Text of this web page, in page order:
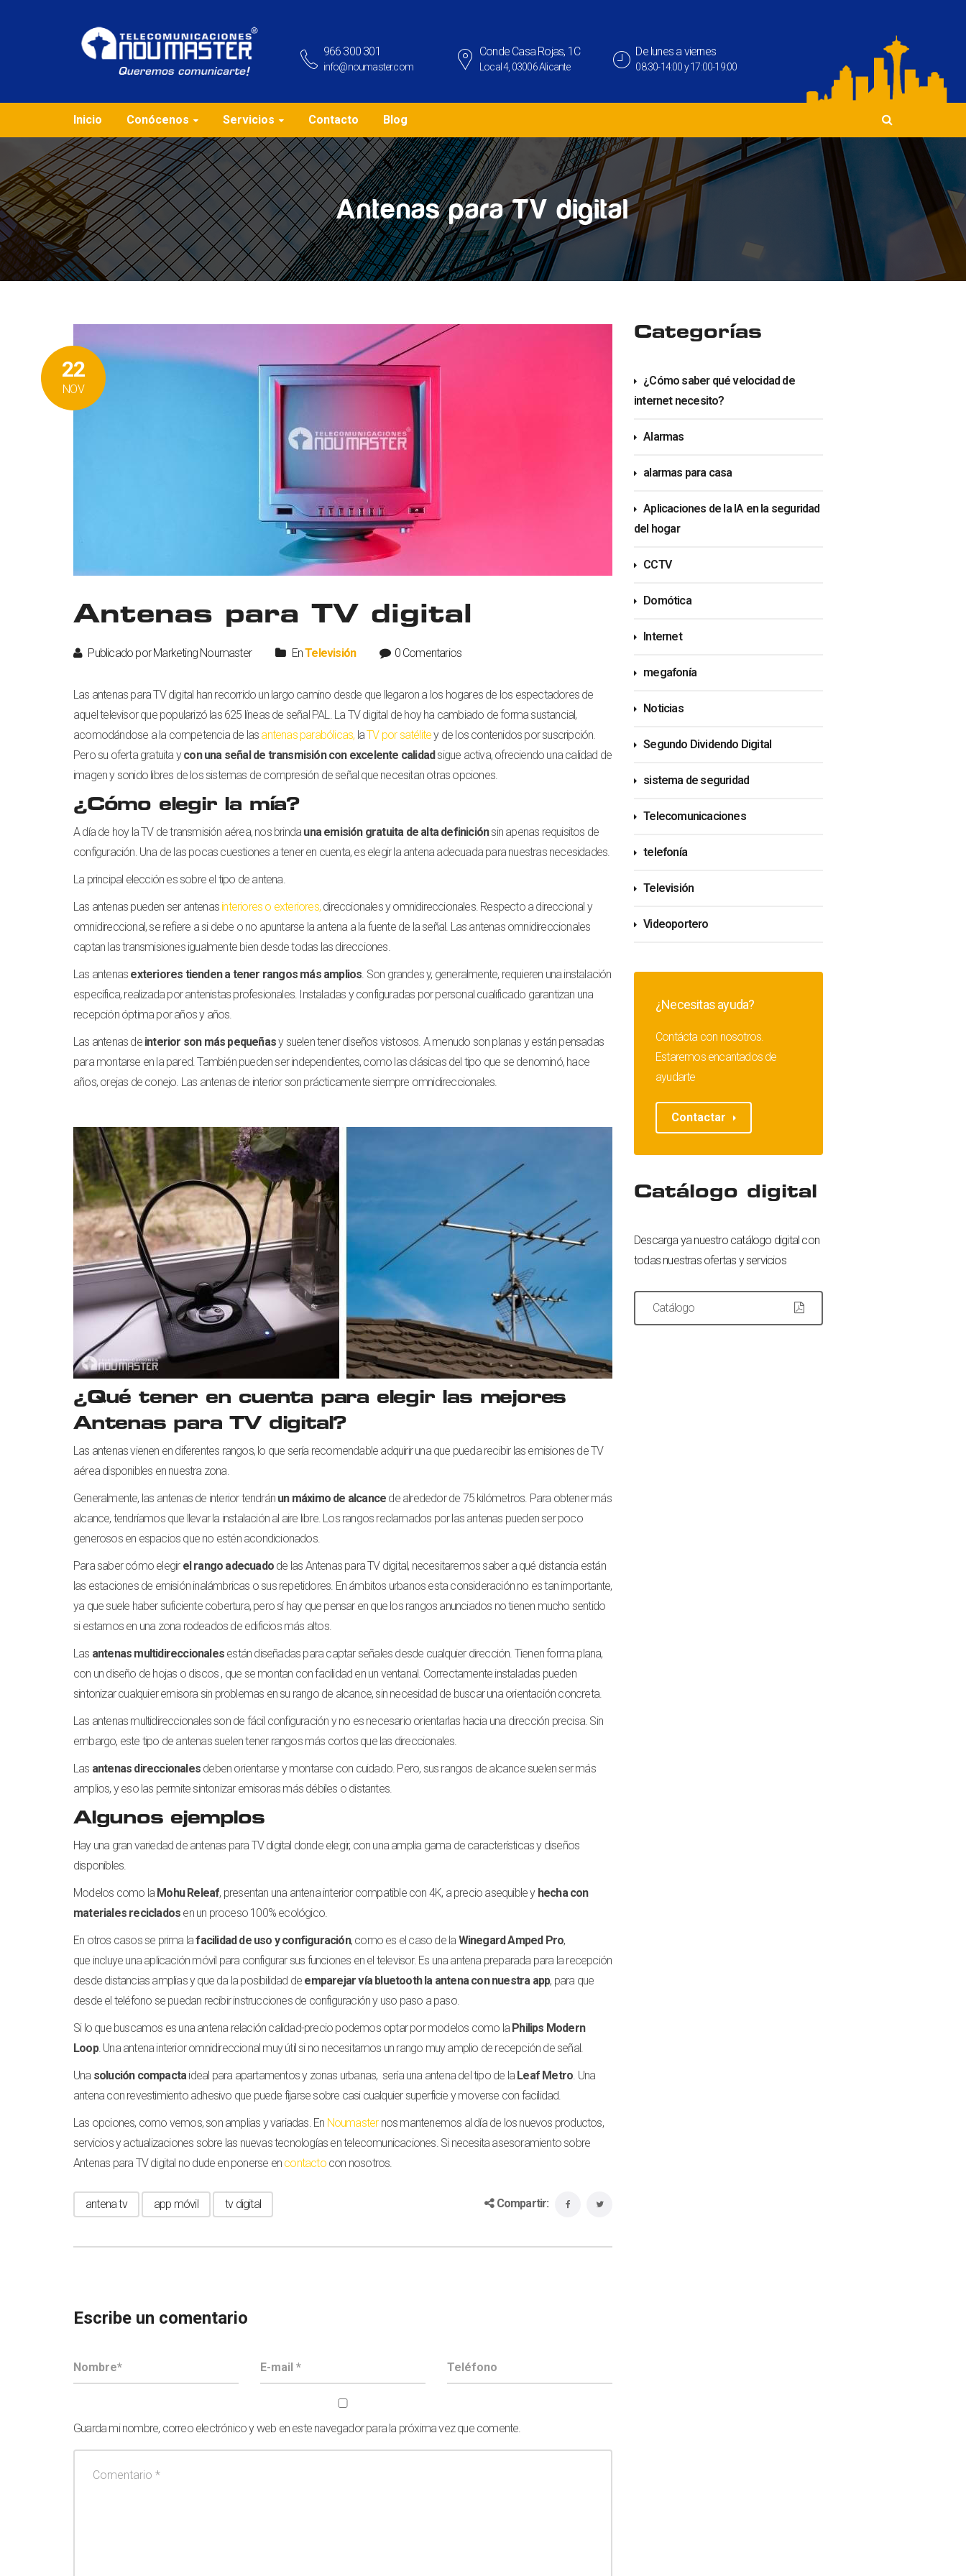
966 300 301
info@noumaster.com
Conde Casa Rojas, 1C
Local 4, 03006 Alicante
De lunes a viernes
08:30-14:00 y 17:00-19:00
Inicio Conócenos Servicios Contacto Blog
Antenas para TV digital
22
NOV
Antenas para TV digital
Publicado por Marketing Noumaster EnTelevisión 0 Comentarios
Las antenas para TV digital han recorrido un largo camino desde que llegaron a los hogares de los espectadores de
aquel televisor que popularizó las 625 líneas de señal PAL. La TV digital de hoy ha cambiado de forma sustancial,
acomodándose a la competencia de las antenas parabólicas, laTV por satélitey de los contenidos por suscripción.
Pero su oferta gratuita ycon una señal de transmisión con excelente calidadsigue activa, ofreciendo una calidad de
imagen y sonido libres de los sistemas de compresión de señal que necesitan otras opciones.
¿Cómo elegir la mía?
A día de hoy la TV de transmisión aérea, nos brinda una emisión gratuita de alta definiciónsin apenas requisitos de
configuración. Una de las pocas cuestiones a tener en cuenta, es elegir la antena adecuada para nuestras necesidades.
La principal elección es sobre el tipo de antena.
Las antenas pueden ser antenas interiores o exteriores, direccionales y omnidireccionales. Respecto a direccional y
omnidireccional, se refiere a si debe o no apuntarse la antena a la fuente de la señal. Las antenas omnidireccionales
captan las transmisiones igualmente bien desde todas las direcciones.
Las antenas exteriores tienden a tener rangos más amplios . Son grandes y, generalmente, requieren una instalación
específica, realizada por antenistas profesionales. Instaladas y configuradas por personal cualificado garantizan una
recepción óptima por años y años.
Las antenas de interior son más pequeñasy suelen tener diseños vistosos. A menudo son planas y están pensadas
para montarse en la pared. También pueden ser independientes, como las clásicas del tipo que se denominó, hace
años, orejas de conejo. Las antenas de interior son prácticamente siempre omnidireccionales.
¿Qué tener en cuenta para elegir las mejores
Antenas para TV digital?
Las antenas vienen en diferentes rangos, lo que sería recomendable adquirir una que pueda recibir las emisiones de TV
aérea disponibles en nuestra zona.
Generalmente, las antenas de interior tendrán un máximo de alcance de alrededor de 75 kilómetros. Para obtener más
alcance, tendríamos que llevar la instalación al aire libre. Los rangos reclamados por las antenas pueden ser poco
generosos en espacios que no estén acondicionados.
Para saber cómo elegir el rango adecuado de las Antenas para TV digital, necesitaremos saber a qué distancia están
las estaciones de emisión inalámbricas o sus repetidores. En ámbitos urbanos esta consideración no es tan importante,
ya que suele haber suficiente cobertura, pero sí hay que pensar en que los rangos anunciados no tienen mucho sentido
si estamos en una zona rodeados de edificios más altos.
Las antenas multidireccionales están diseñadas para captar señales desde cualquier dirección. Tienen forma plana,
con un diseño de hojas o discos , que se montan con facilidad en un ventanal. Correctamente instaladas pueden
sintonizar cualquier emisora sin problemas en su rango de alcance, sin necesidad de buscar una orientación concreta.
Las antenas multidireccionales son de fácil configuración y no es necesario orientarlas hacia una dirección precisa. Sin
embargo, este tipo de antenas suelen tener rangos más cortos que las direccionales.
Las antenas direccionales deben orientarse y montarse con cuidado. Pero, sus rangos de alcance suelen ser más
amplios, y eso las permite sintonizar emisoras más débiles o distantes.
Algunos ejemplos
Hay una gran variedad de antenas para TV digital donde elegir, con una amplia gama de características y diseños
disponibles.
Modelos como la Mohu Releaf, presentan una antena interior compatible con 4K, a precio asequible y hecha con
materiales reciclados en un proceso 100% ecológico.
En otros casos se prima lafacilidad de uso y configuración, como es el caso de la Winegard Amped Pro,
que incluye una aplicación móvil para configurar sus funciones en el televisor. Es una antena preparada para la recepción
desde distancias amplias y que da la posibilidad de emparejar vía bluetooth la antena con nuestra app, para que
desde el teléfono se puedan recibir instrucciones de configuración y uso paso a paso.
Si lo que buscamos es una antena relación calidad-precio podemos optar por modelos como la Philips Modern
Loop. Una antena interior omnidireccional muy útil si no necesitamos un rango muy amplio de recepción de señal.
Una solución compacta ideal para apartamentos y zonas urbanas, sería una antena del tipo de la Leaf Metro . Una
antena con revestimiento adhesivo que puede fijarse sobre casi cualquier superficie y moverse con facilidad.
Las opciones, como vemos, son amplias y variadas. En Noumasternos mantenemos al día de los nuevos productos,
servicios y actualizaciones sobre las nuevas tecnologías en telecomunicaciones. Si necesita asesoramiento sobre
Antenas para TV digital no dude en ponerse en contactocon nosotros.
antena tv app móvil tv digital Compartir:
Escribe un comentario
Guarda mi nombre, correo electrónico y web en este navegador para la próxima vez que comente.
Categorías
¿Cómo saber qué velocidad de
internet necesito?
Alarmas
alarmas para casa
Aplicaciones de la IA en la seguridad
del hogar
CCTV
Domótica
Internet
megafonía
Noticias
Segundo Dividendo Digital
sistema de seguridad
Telecomunicaciones
telefonía
Televisión
Videoportero
¿Necesitas ayuda?
Contácta con nosotros.
Estaremos encantados de
ayudarte
Contactar
Catálogo digital
Descarga ya nuestro catálogo digital con
todas nuestras ofertas y servicios
Catálogo